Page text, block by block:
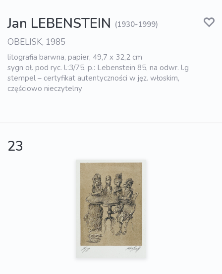
Jan LEBENSTEIN (1930-1999)
OBELISK, 1985
litografia barwna, papier, 49,7 x 32,2 cm
sygn oł. pod ryc. l.:3/75, p.: Lebenstein 85, na odwr. l.g
stempel – certyfikat autentyczności w jęz. włoskim,
częściowo nieczytelny
23